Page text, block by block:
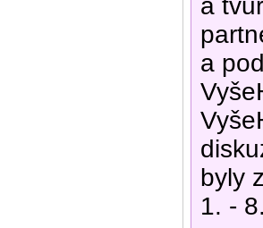
a
a
byly
1. -